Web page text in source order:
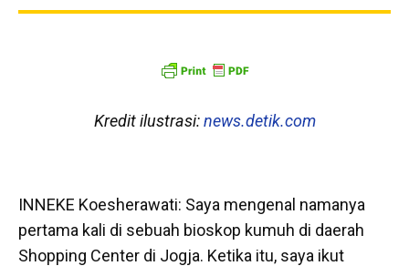
Kredit ilustrasi:news.detik.com
INNEKE Koesherawati: Saya mengenal namanya
pertama kali di sebuah bioskop kumuh di daerah
Shopping Center di Jogja. Ketika itu, saya ikut